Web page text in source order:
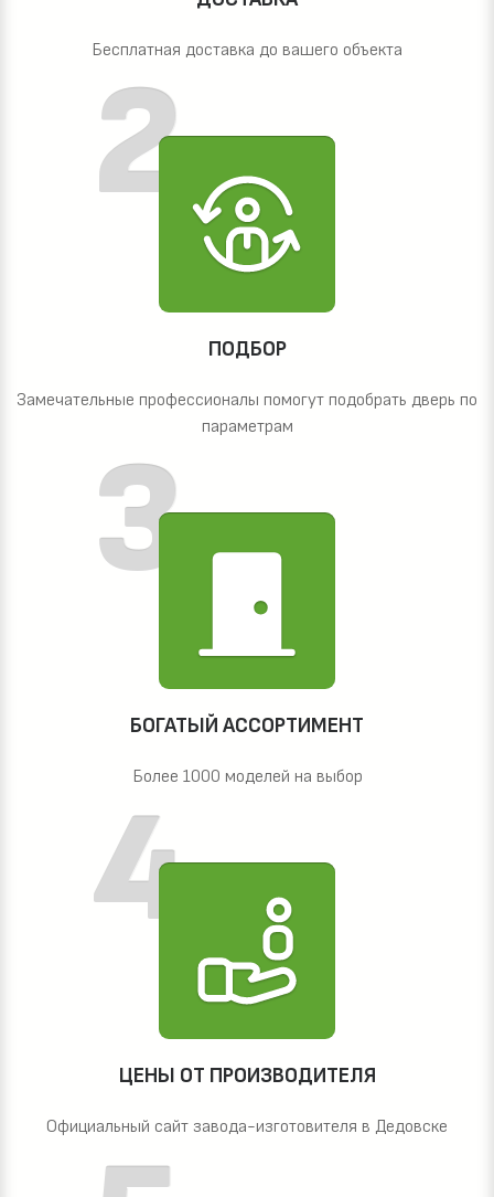
Бесплатная доставка до вашего объекта
ПОДБОР
Замечательные профессионалы помогут подобрать дверь по
параметрам
БОГАТЫЙ АССОРТИМЕНТ
Более 1000 моделей на выбор
ЦЕНЫ ОТ ПРОИЗВОДИТЕЛЯ
Официальный сайт завода-изготовителя в Дедовске